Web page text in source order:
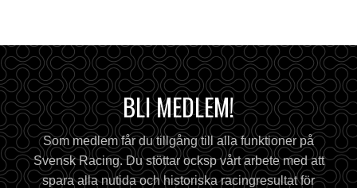
BLI MEDLEM!
Som medlem får du tillgång till alla funktioner på
Svensk Racing. Du stöttar ocksp vårt arbete med att
spara alla nutida och historiska racingresultat för